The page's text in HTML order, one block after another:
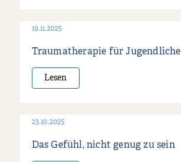
19.11.2025
Traumatherapie für Jugendliche
Lesen
23.10.2025
Das Gefühl, nicht genug zu sein